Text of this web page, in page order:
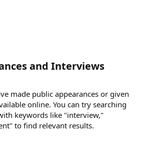
and Interviews​
made public appearances or given
online. You can try searching
keywords like "interview,"
to find relevant results.